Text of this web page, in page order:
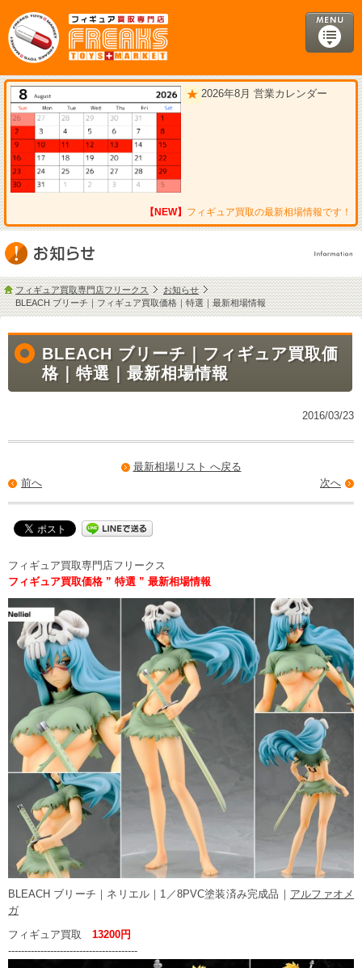
2026年8月 営業カレンダー
【NEW】 フィギュア買取の最新相場情報です！
フィギュア買取専門店フリークス
お知らせ
BLEACH ブリーチ｜フィギュア買取価格｜特選｜最新相場情報
BLEACH ブリーチ｜フィギュア買取価
格｜特選｜最新相場情報
2016/03/23
最新相場リスト へ戻る
次へ
前へ
フィギュア買取専門店フリークス
フィギュア買取価格 ” 特選 ” 最新相場情報
BLEACH ブリーチ｜ネリエル｜1／8PVC塗装済み完成品｜ アルファオメ
ガ
フィギュア買取 13200円
----------------------------------------